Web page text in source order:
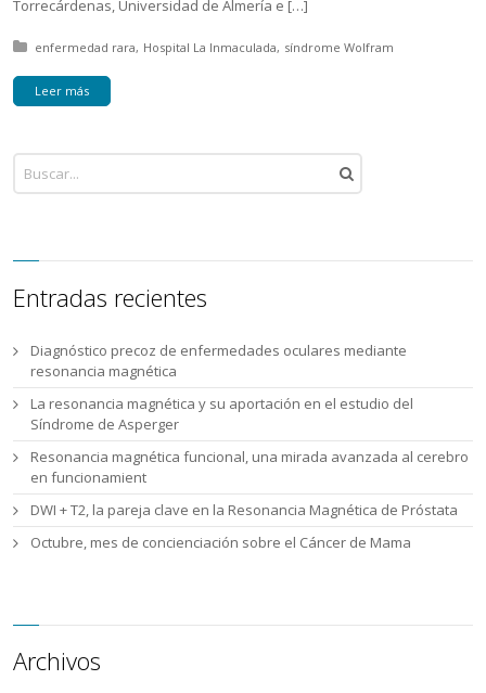
Torrecárdenas, Universidad de Almería e […]
Posted in:
enfermedad rara Hospital La Inmaculada síndrome Wolfram
Leer más
Entradas recientes
Diagnóstico precoz de enfermedades oculares mediante
resonancia magnética
La resonancia magnética y su aportación en el estudio del
Síndrome de Asperger
Resonancia magnética funcional, una mirada avanzada al cerebro
en funcionamient
DWI + T2, la pareja clave en la Resonancia Magnética de Próstata
Octubre, mes de concienciación sobre el Cáncer de Mama
Archivos